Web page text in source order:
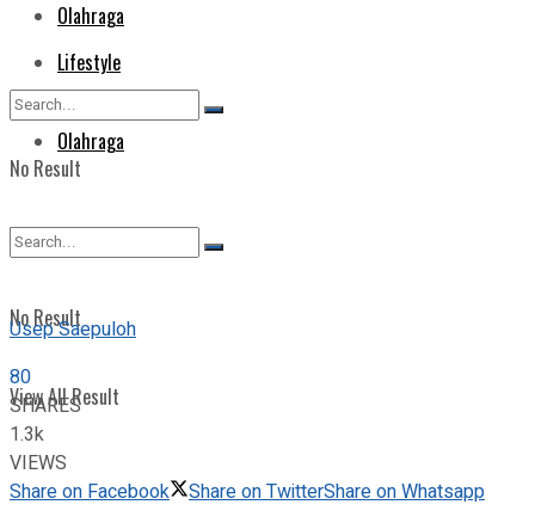
Olahraga
No Result
View All Result
Lifestyle
Olahraga
No Result
View All Result
Usep Saepuloh
80
SHARES
1.3k
VIEWS
Share on Facebook
Share on TwitterShare on Whatsapp